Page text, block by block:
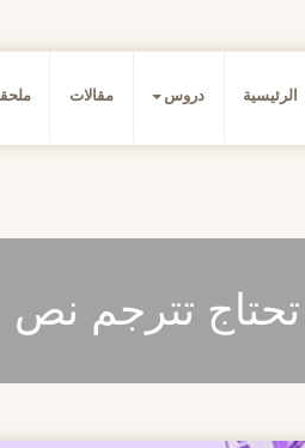
الرئيسية دروس مقالات
تحتاج تترجم